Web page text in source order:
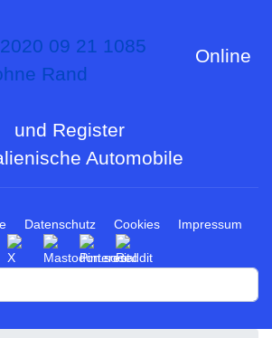
Online
und Register
Automobile
Datenschutz Cookies Impressum